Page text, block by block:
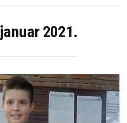
januar 2021.